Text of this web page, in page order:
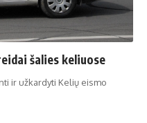
šalies keliuose
ir užkardyti Kelių eismo